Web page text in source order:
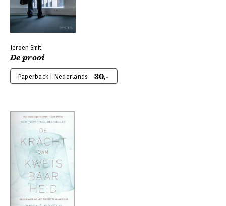
Jeroen Smit
De prooi
Paperback | Nederlands 30,-